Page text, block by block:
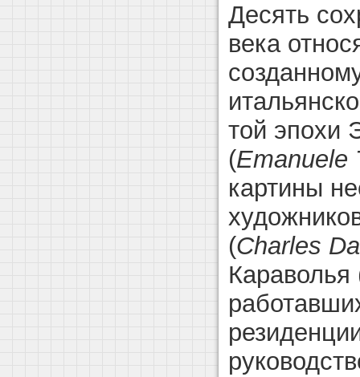
Десять
века
той эпохи
(Emanuele
картины
(Charles
Караволья